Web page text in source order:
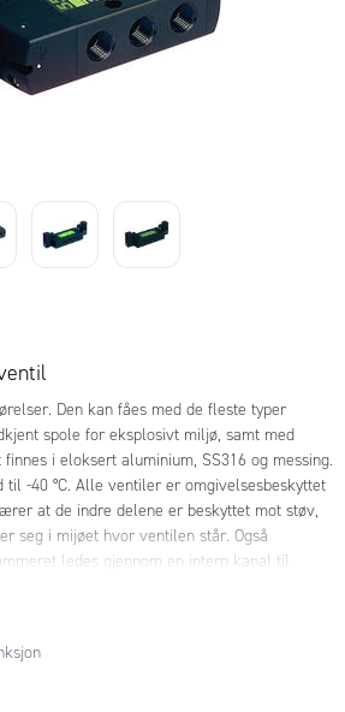
Den kan fåes med de fleste typer
spole for eksplosivt miljø, samt med
i eloksert aluminium, SS316 og messing.
-40 °C. Alle ventiler er omgivelsesbeskyttet
at de indre delene er beskyttet mot støv,
seg i mijøet hvor ventilen står. Også
ledes gjennom en intern kanal til
for alle ventiler er IP65.